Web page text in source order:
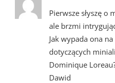
Pierwsze słyszę o
ale brzmi
Jak wypada ona
dotyczących
Dominique
Dawid